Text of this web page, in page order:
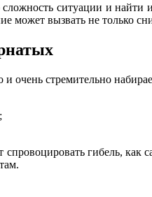
ситуации и
может вызвать не только
и очень стремительно
гибель, как